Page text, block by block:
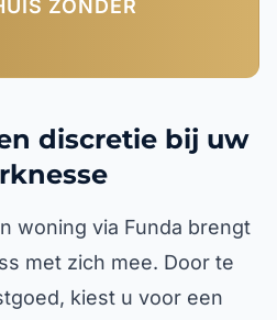
ZONDER
discretie bij uw
woning via Funda brengt
met zich mee. Door te
kiest u voor een